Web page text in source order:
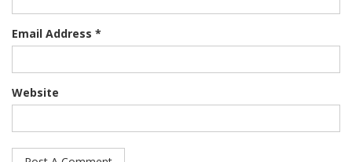
Email Address *
Website